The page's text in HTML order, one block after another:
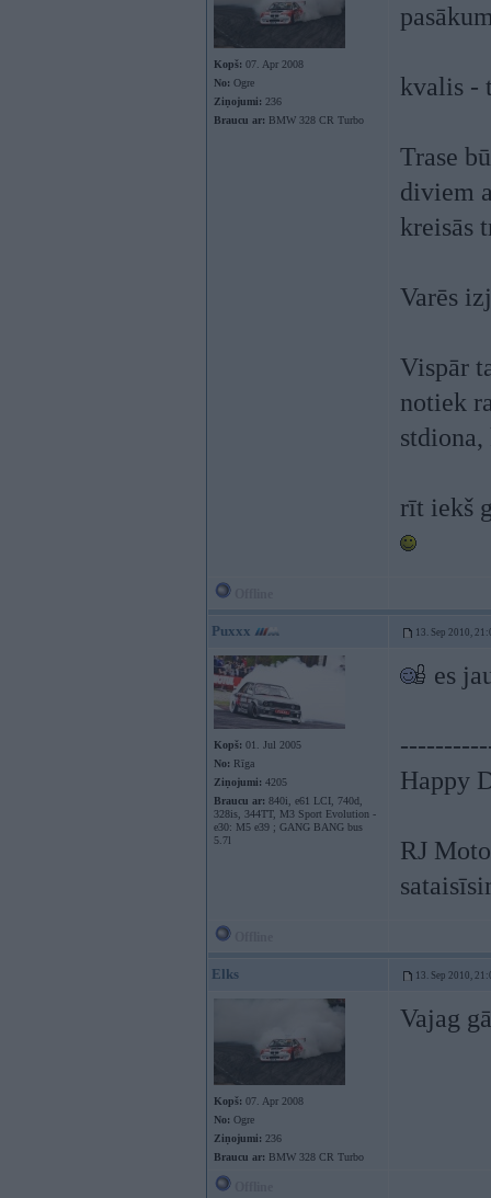
Kopš: 07. Apr 2008
No: Ogre
Ziņojumi: 236
Braucu ar: BMW 328 CR Turbo
kvalis -
Trase
diviem
kreisās
Varēs
Vispār
notiek
rīt iekš
Puxxx 13. Sep 2010,
Kopš: 01. Jul 2005
No: Rīga
Ziņojumi: 4205
Braucu ar: 840i, e61 LCI, 740d,
328is, 344TT, M3 Sport Evolution -
e30: M5 e39 ; GANG BANG bus
5.7l
es
Happy
RJ
Elks 13. Sep 2010,
Kopš: 07. Apr 2008
No: Ogre
Ziņojumi: 236
Braucu ar: BMW 328 CR Turbo
Vajag